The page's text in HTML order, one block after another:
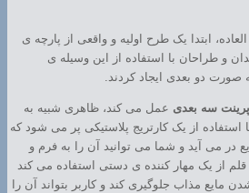
ابتدا یک طرح اولیه و واقعی از پارچه ی
و طراحان با استفاده از این وسیله ی
صورت دو بعدی ایجاد کردند.
پرینت سه بعدی عمل می کند، ظاهری شبیه به
از یک کارتریج پلاستیکی پر می شود که
می آید و شما می توانید آن را به فرم و
قلم از یک مهار کننده ی دستی استفاده می کند
مایع مذاب جلوگیری کند و کاربر بتواند آن را